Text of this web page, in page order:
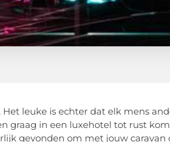
Het leuke is echter dat elk mens
graag in een luxehotel tot rust
gevonden om met jouw